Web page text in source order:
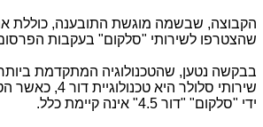
הקבוצה, שבשמה מוגשת התובענה, כוללת
שהצטרפו לשירותי "סלקום" בעקבות הפרסום
בבקשה נטען, שהטכנולוגיה המתקדמת
שירותי סלולר היא
ידי "סלקום" "דור 4.5" אינה קיימת כלל.